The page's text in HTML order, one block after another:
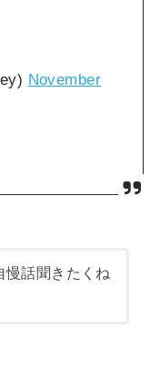
November
話聞きたくね